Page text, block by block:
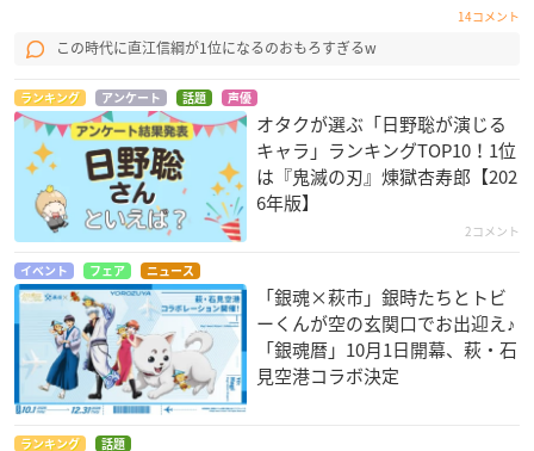
14コメント
この時代に直江信綱が1位になるのおもろすぎるw
ランキング アンケート 話題 声優
オタクが選ぶ「日野聡が演じる
キャラ」ランキングTOP10！1位
は『鬼滅の刃』煉󠄁獄杏寿郎【202
6年版】
2コメント
イベント フェア ニュース
「銀魂×萩市」銀時たちとトビ
ーくんが空の玄関口でお出迎え♪
「銀魂暦」10月1日開幕、萩・石
見空港コラボ決定
ランキング 話題